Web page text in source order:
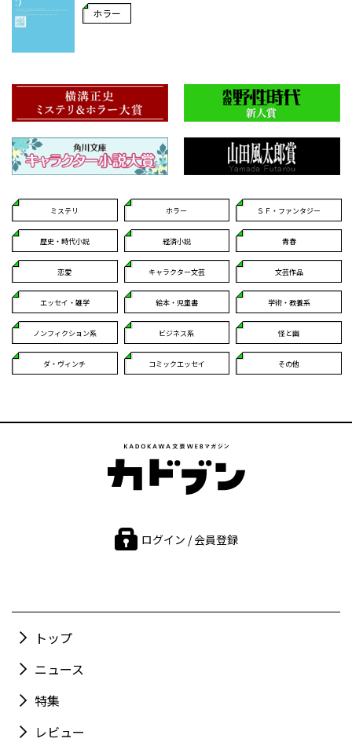
ホラー
ミステリ ホラー ＳＦ・ファンタジー
歴史・時代小説 経済小説 青春
恋愛 キャラクター文芸 文芸作品
エッセイ・雑学 絵本・児童書 学術・教養系
ノンフィクション系 ビジネス系 怪と幽
ダ・ヴィンチ コミックエッセイ その他
ログイン / 会員登録
トップ
ニュース
特集
レビュー